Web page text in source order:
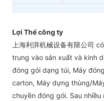
Lợi Thế công ty
上海利湃机械设备有限公司
trung vào sản xuất và kinh
đóng gói dạng túi, Máy
carton, Máy dựng thùng/
chuyền đóng gói. Sau